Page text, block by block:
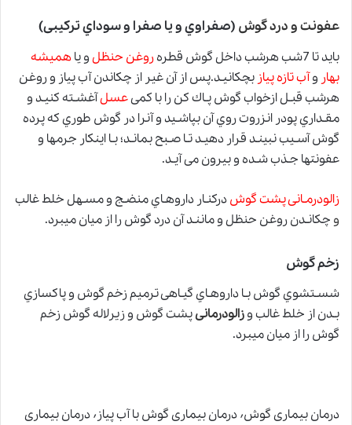
عفونت و درد گوش (صفراوي و یا صفرا و سوداي ترکیبی)
باید تا 7شب هرشب داخل گوش قطره روغن حنظلو یا همیشه
بهار وآب تازه پیاز بچکانیـد.پس از آن غیر از چکاندن آب پیاز و روغن
هرشب قبـل ازخواب گوش پـاك کن را با کمیعسلآغشـته کنیـد و
مقـداري پودر انزروت روي آن بپاشـید و آنرا در گوش طوري که پرده
گوش آسـیب نبینـد قرار دهیـد تـا صـبح بمانـد؛ بـا اینکار جرمها و
عفونتها جـذب شـده و بیرون می آیـد.
زالودرمـانی پشت گوشدرکنـار داروهـاي منضـج و مسـهل خلط غالب
و چکانـدن روغن حنظل و ماننـد آن درد گوش را از میان میبرد.
زخم گوش
شسـتشوي گوش بـا داروهـاي گیـاهی ترمیم زخم گوش و پاکسازي
بـدن از خلط غالب وزالودرمانیپشت گوش و زیرلاله گوش زخم
گوش را از میان میبرد.
درمان بیماری گوش٬ درمان بیماری گوش با آب پیاز٬ درمان بیماری